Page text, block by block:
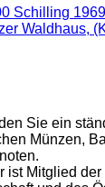
Schilling
Waldhaus,
Sie ein
Münzen,
ist Mitglied